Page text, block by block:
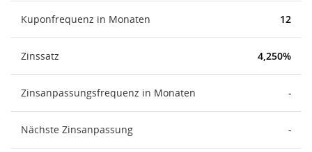
Kuponfrequenz in Monaten 12
Zinssatz 4,250%
Zinsanpassungsfrequenz in Monaten -
Nächste Zinsanpassung -